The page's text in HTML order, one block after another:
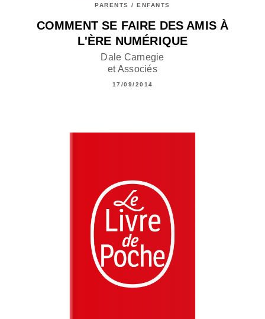
PARENTS / ENFANTS
COMMENT SE FAIRE DES AMIS À
L'ÈRE NUMÉRIQUE
Dale Carnegie
et Associés
17/09/2014